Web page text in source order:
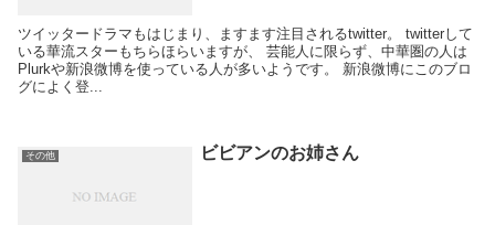
ツイッタードラマもはじまり、ますます注目されるtwitter。 twitterして
いる華流スターもちらほらいますが、 芸能人に限らず、中華圏の人は
Plurkや新浪微博を使っている人が多いようです。 新浪微博にこのブロ
グによく登...
その他 ビビアンのお姉さん